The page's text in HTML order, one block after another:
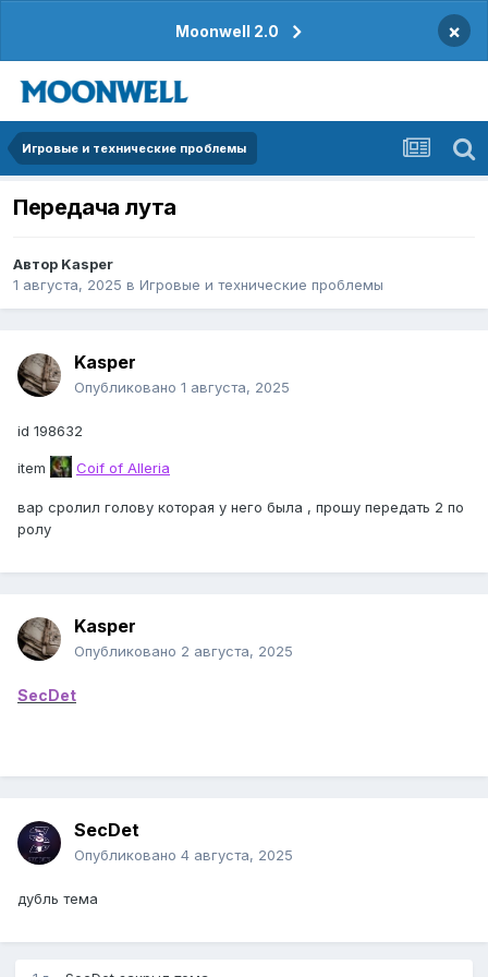
Moonwell 2.0 ×
Игровые и технические проблемы
Передача лута
Автор Kasper
1 августа, 2025 в Игровые и технические проблемы
Kasper
Опубликовано 1 августа, 2025
id 198632
item Coif of Alleria
вар сролил голову которая у него была , прошу передать 2 по
ролу
Kasper
Опубликовано 2 августа, 2025
SecDet
SecDet
Опубликовано 4 августа, 2025
дубль тема